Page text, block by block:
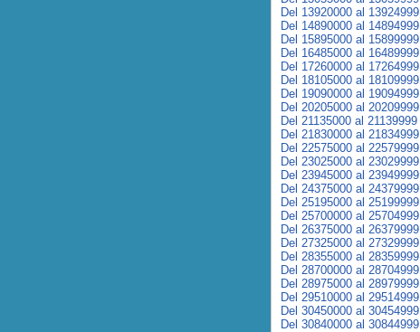
Del 13920000 al 13924999
Del 14890000 al 14894999
Del 15895000 al 15899999
Del 16485000 al 16489999
Del 17260000 al 17264999
Del 18105000 al 18109999
Del 19090000 al 19094999
Del 20205000 al 20209999
Del 21135000 al 21139999
Del 21830000 al 21834999
Del 22575000 al 22579999
Del 23025000 al 23029999
Del 23945000 al 23949999
Del 24375000 al 24379999
Del 25195000 al 25199999
Del 25700000 al 25704999
Del 26375000 al 26379999
Del 27325000 al 27329999
Del 28355000 al 28359999
Del 28700000 al 28704999
Del 28975000 al 28979999
Del 29510000 al 29514999
Del 30450000 al 30454999
Del 30840000 al 30844999